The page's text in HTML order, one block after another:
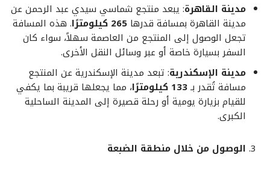
مدينة القاهرة: يبعد منتجع شماسي سيدي عبد الرحمن عن
مدينة القاهرة بمسافة قدرها 265 كيلومترًا
. هذه المسافة
تجعل الوصول إلى المنتجع من العاصمة سهلاً، سواء كان
السفر بسيارة خاصة أو عبر وسائل النقل الأخرى.
مدينة الإسكندرية: تبعد مدينة الإسكندرية عن المنتجع
مسافة تُقدر بـ133 كيلومترًا
، مما يجعلها قريبة بما يكفي
للقيام بزيارة يومية أو رحلة قصيرة إلى المدينة الساحلية
الكبرى.
الوصول من خلال منطقة الضبعة